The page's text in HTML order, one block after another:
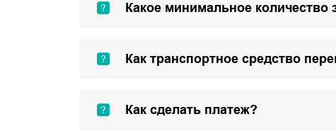
Какое минимальное количество
Как транспортное средство
Как сделать платеж?